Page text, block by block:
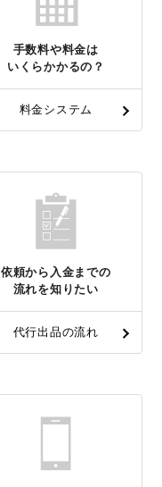
手数料や料金は
いくらかかるの？
料金システム
依頼から入金までの
流れを知りたい
代行出品の流れ